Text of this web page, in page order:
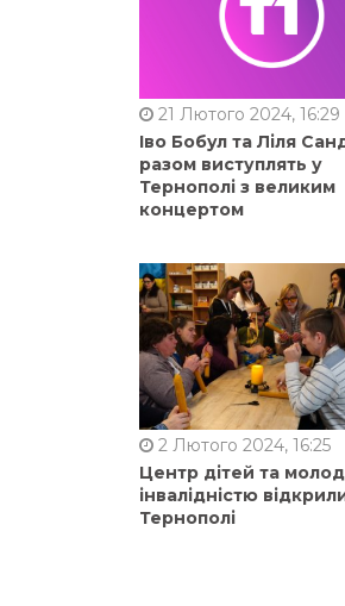
21 Лютого 2024, 16:29
Іво Бобул та Ліля
разом виступлять у
Тернополі з великим
концертом
2 Лютого 2024, 16:25
Центр дітей та
інвалідністю
Тернополі